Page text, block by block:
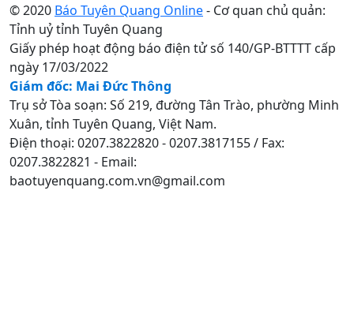
© 2020 Báo Tuyên Quang Online- Cơ quan chủ quản:
Tỉnh uỷ tỉnh Tuyên Quang
Giấy phép hoạt động báo điện tử số 140/GP-BTTTT cấp
ngày 17/03/2022
Giám đốc: Mai Đức Thông
Trụ sở Tòa soạn: Số 219, đường Tân Trào, phường Minh
Xuân, tỉnh Tuyên Quang, Việt Nam.
Điện thoại: 0207.3822820 - 0207.3817155 / Fax:
0207.3822821 - Email:
baotuyenquang.com.vn@gmail.com